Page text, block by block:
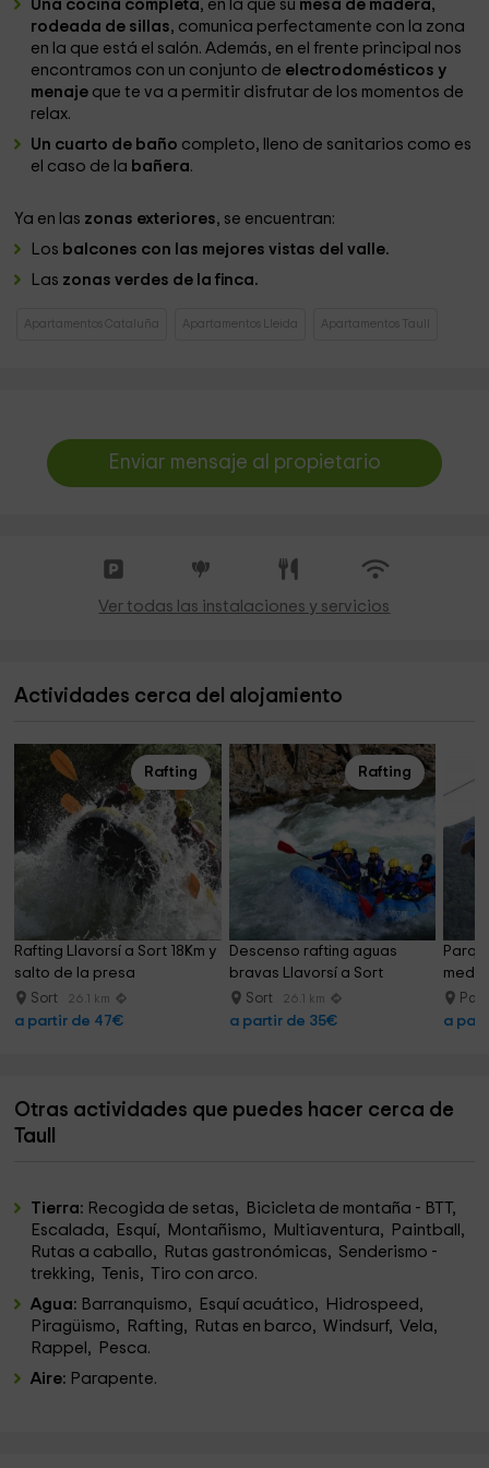
Una cocina completa, en la que su mesa de madera,
rodeada de sillas, comunica perfectamente con la zona
en la que está el salón. Además, en el frente principal nos
encontramos con un conjunto de electrodomésticos y
menaje que te va a permitir disfrutar de los momentos de
relax.
Un cuarto de baño completo, lleno de sanitarios como es
el caso de la bañera.
Ya en las zonas exteriores, se encuentran:
Los balcones con las mejores vistas del valle.
Las zonas verdes de la finca.
Apartamentos Cataluña Apartamentos Lleida Apartamentos Taull
Enviar mensaje al propietario
Ver todas las instalaciones y servicios
Actividades cerca del alojamiento
Rafting
Rafting Llavorsí a Sort 18Km y
salto de la presa
Sort 26.1 km
a partir de 47€
Rafting
Descenso rafting aguas
bravas Llavorsí a Sort
Sort 26.1 km
a partir de 35€ a
Otras actividades que puedes hacer cerca de
Taull
Tierra: Recogida de setas, Bicicleta de montaña - BTT,
Escalada, Esquí, Montañismo, Multiaventura, Paintball,
Rutas a caballo, Rutas gastronómicas, Senderismo -
trekking, Tenis, Tiro con arco.
Agua: Barranquismo, Esquí acuático, Hidrospeed,
Piragüismo, Rafting, Rutas en barco, Windsurf, Vela,
Rappel, Pesca.
Aire: Parapente.